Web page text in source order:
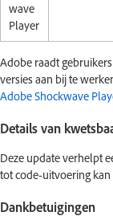
wave
Player
Adobe raadt
versies aan bij te
Adobe Shockwave
Details van
Deze update verhelpt
tot code-uitvoering
Dankbetuigingen